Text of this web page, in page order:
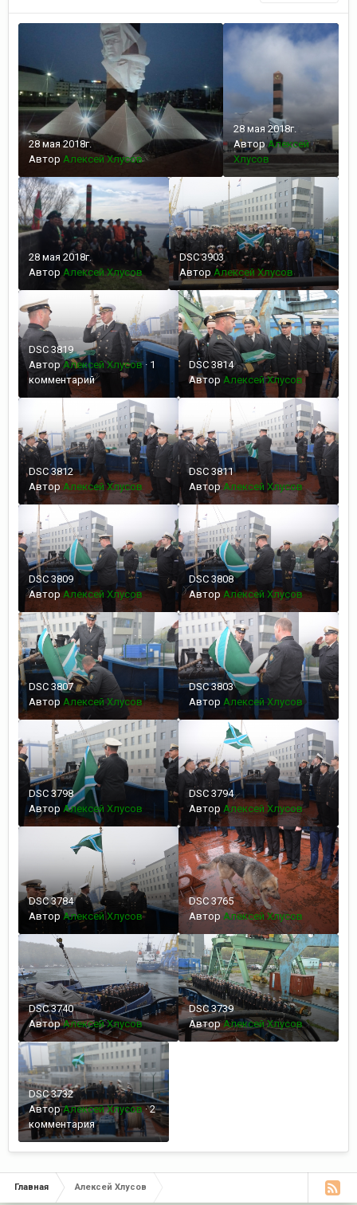
28 мая 2018г.
Автор Алексей Хлусов
28 мая 2018г.
АвторАлексей
Хлусов
28 мая 2018г.
Автор Алексей Хлусов
DSC 3903
Автор Алексей Хлусов
DSC 3819
АвторАлексей Хлусов· 1
комментарий
DSC 3814
Автор Алексей Хлусов
DSC 3812
Автор Алексей Хлусов
DSC 3811
АвторАлексей Хлусов
DSC 3809
АвторАлексей Хлусов
DSC 3808
Автор Алексей Хлусов
DSC 3807
Автор Алексей Хлусов
DSC 3803
Автор Алексей Хлусов
DSC 3798
Автор Алексей Хлусов
DSC 3794
Автор Алексей Хлусов
DSC 3784
Автор Алексей Хлусов
DSC 3765
Автор Алексей Хлусов
DSC 3740
АвторАлексей Хлусов
DSC 3739
АвторАлексей Хлусов
DSC 3732
АвторАлексей Хлусов·2
комментария
Главная Алексей Хлусов